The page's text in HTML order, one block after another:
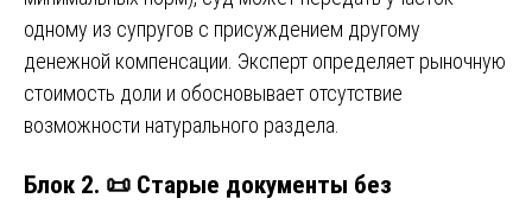
одному из супругов с присуждением другому
денежной компенсации. Эксперт определяет рыночную
стоимость доли и обосновывает отсутствие
возможности натурального раздела.
Блок 2. 📜 Старые документы без